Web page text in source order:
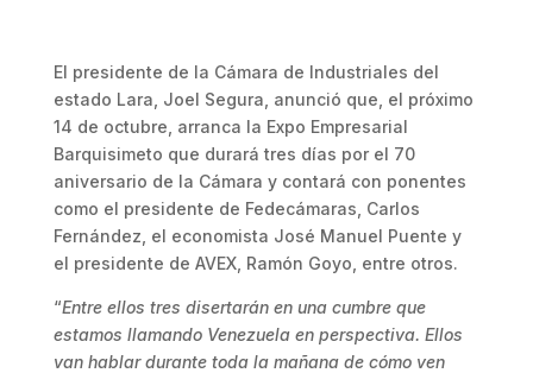
El presidente de la Cámara de Industriales del
estado Lara, Joel Segura, anunció que, el próximo
14 de octubre, arranca la Expo Empresarial
Barquisimeto que durará tres días por el 70
aniversario de la Cámara y contará con ponentes
como el presidente de Fedecámaras, Carlos
Fernández, el economista José Manuel Puente y
el presidente de AVEX, Ramón Goyo, entre otros.
“Entre ellos tres disertarán en una cumbre que
estamos llamando Venezuela en perspectiva. Ellos
van hablar durante toda la mañana de cómo ven